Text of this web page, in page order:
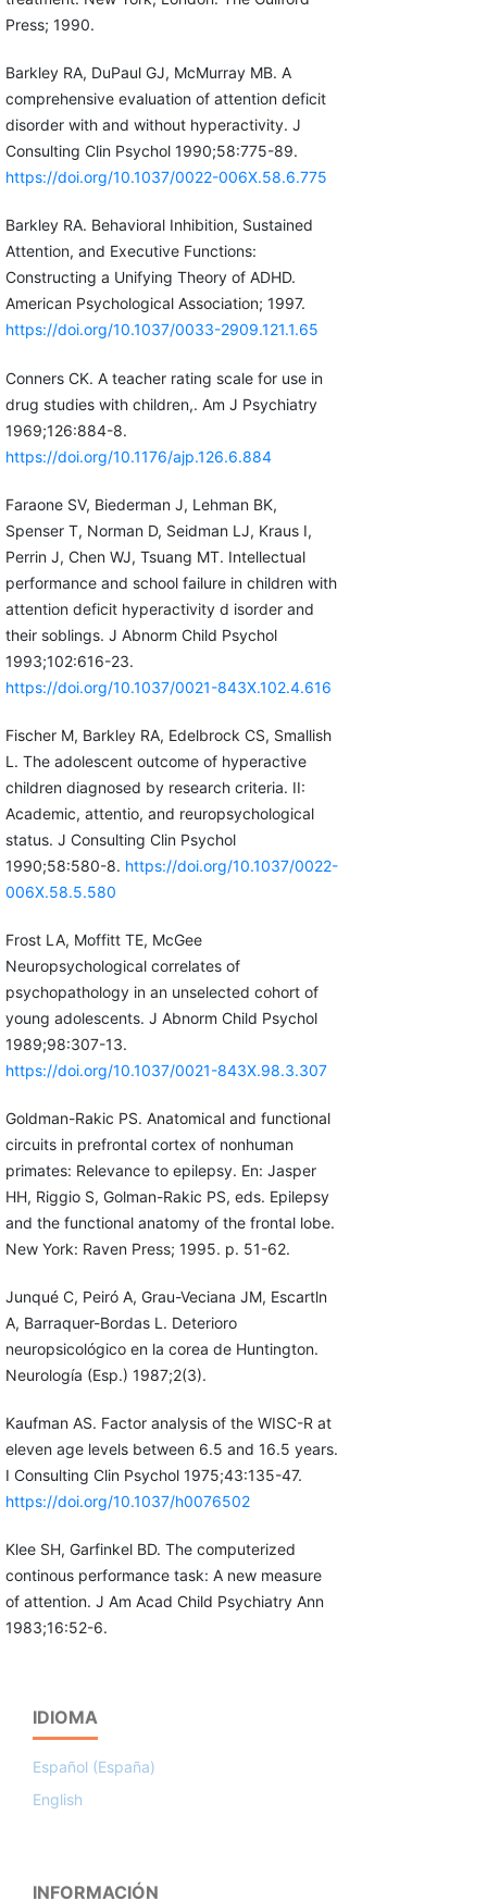
Press; 1990.
Barkley RA, DuPaul GJ, McMurray MB. A
comprehensive evaluation of attention deficit
disorder with and without hyperactivity. J
Consulting Clin Psychol 1990;58:775-89.
https://doi.org/10.1037/0022-006X.58.6.775
Barkley RA. Behavioral Inhibition, Sustained
Attention, and Executive Functions:
Constructing a Unifying Theory of ADHD.
American Psychological Association; 1997.
https://doi.org/10.1037/0033-2909.121.1.65
Conners CK. A teacher rating scale for use in
drug studies with children,. Am J Psychiatry
1969;126:884-8.
https://doi.org/10.1176/ajp.126.6.884
Faraone SV, Biederman J, Lehman BK,
Spenser T, Norman D, Seidman LJ, Kraus I,
Perrin J, Chen WJ, Tsuang MT. Intellectual
performance and school failure in children with
attention deficit hyperactivity d isorder and
their soblings. J Abnorm Child Psychol
1993;102:616-23.
https://doi.org/10.1037/0021-843X.102.4.616
Fischer M, Barkley RA, Edelbrock CS, Smallish
L. The adolescent outcome of hyperactive
children diagnosed by research criteria. II:
Academic, attentio, and reuropsychological
status. J Consulting Clin Psychol
1990;58:580-8. https://doi.org/10.1037/0022-
006X.58.5.580
Frost LA, Moffitt TE, McGee
Neuropsychological correlates of
psychopathology in an unselected cohort of
young adolescents. J Abnorm Child Psychol
1989;98:307-13.
https://doi.org/10.1037/0021-843X.98.3.307
Goldman-Rakic PS. Anatomical and functional
circuits in prefrontal cortex of nonhuman
primates: Relevance to epilepsy. En: Jasper
HH, Riggio S, Golman-Rakic PS, eds. Epilepsy
and the functional anatomy of the frontal lobe.
New York: Raven Press; 1995. p. 51-62.
Junqué C, Peiró A, Grau-Veciana JM, Escartln
A, Barraquer-Bordas L. Deterioro
neuropsicológico en la corea de Huntington.
Neurología (Esp.) 1987;2(3).
Kaufman AS. Factor analysis of the WISC-R at
eleven age levels between 6.5 and 16.5 years.
I Consulting Clin Psychol 1975;43:135-47.
https://doi.org/10.1037/h0076502
Klee SH, Garfinkel BD. The computerized
continous performance task: A new measure
of attention. J Am Acad Child Psychiatry Ann
1983;16:52-6.
IDIOMA
Español (España)
English
INFORMACIÓN